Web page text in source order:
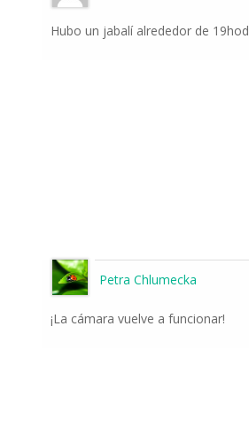
Hubo un jabalí alrededor de 19hod
Petra Chlumecka
¡La cámara vuelve a funcionar!